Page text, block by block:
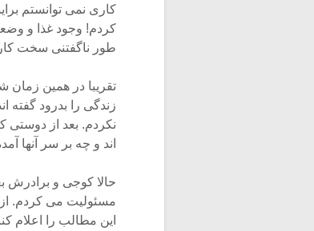
کاری نمی توانستم
کردم! وجود غذا و
طور ناگفتنی سخت کار
تقریبا در همین زمان
زندگی را بدرود گفته
نکردم. بعد از دوستی
اند و چه بر سر آنها
حالا کوجی و
مسئولیت می کردم. از
این مطالب را اعلام